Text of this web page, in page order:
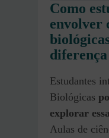
Como
envolver
diferença
Estudantes
Biológicas
explorar
Aulas de